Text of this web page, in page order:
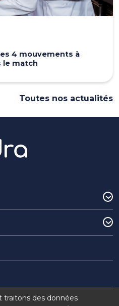
4 mouvements à
le match
Toutes nos actualités
traitons des données